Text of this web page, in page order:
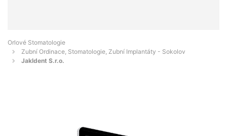
Orlové Stomatologie
Zubní Ordinace, Stomatologie, Zubní Implantáty - Sokolov
Jakldent S.r.o.